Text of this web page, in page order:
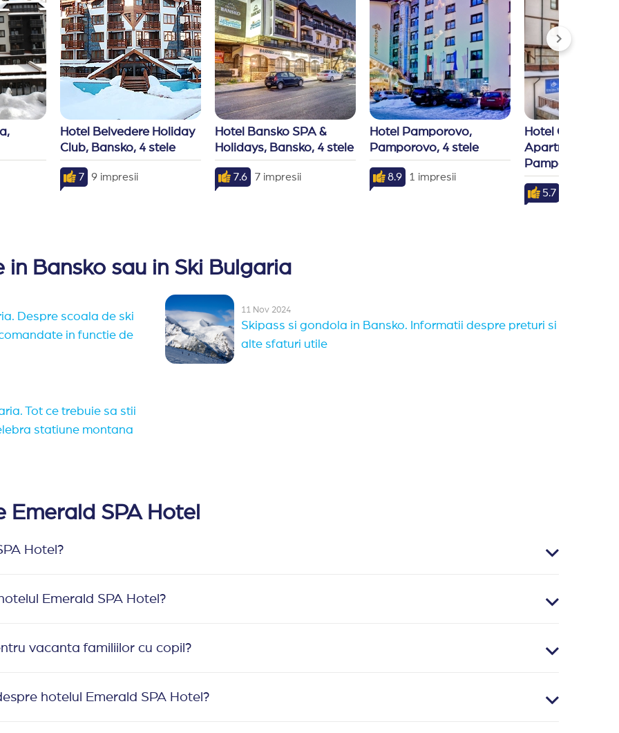
Hotel Belvedere Holiday
Club, Bansko, 4 stele
7 9 impresii
Hotel Bansko SPA &
Holidays, Bansko, 4 stele
7.6 7 impresii
Hotel Pamporovo,
Pamporovo, 4 stele
8.9 1 impresii
Hotel Green Life
Apartments,
Pamporovo, 3
5.7
Bansko sau in Ski Bulgaria
Despre scoala de ski
in functie de
11 Nov 2024
Skipass si gondola in Bansko. Informatii despre preturi si
alte sfaturi utile
Tot ce trebuie sa stii
statiune montana
Emerald SPA Hotel
Hotel?
Emerald SPA Hotel?
vacanta familiilor cu copil?
hotelul Emerald SPA Hotel?